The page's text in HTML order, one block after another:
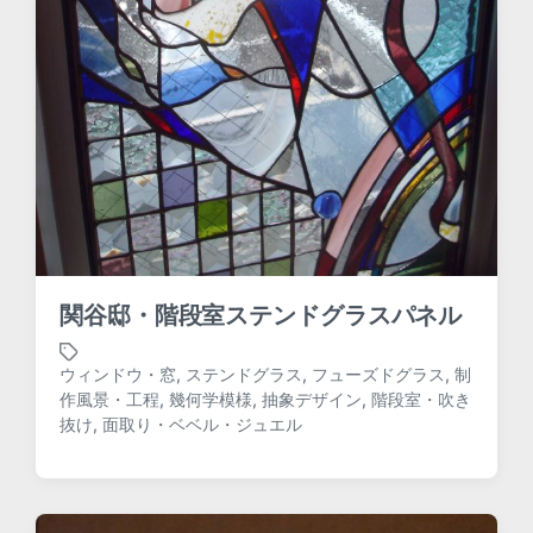
関谷邸・階段室ステンドグラスパネル
T
a
g
ウィンドウ・窓, ステンドグラス, フューズドグラス, 制
作風景・工程, 幾何学模様, 抽象デザイン, 階段室・吹き
抜け, 面取り・ベベル・ジュエル